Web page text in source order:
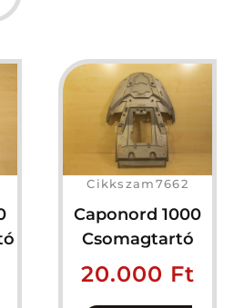
Cikkszam7662
Caponord 1000
Csomagtartó
20.000 Ft